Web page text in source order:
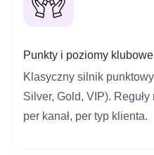
Punkty i poziomy klubowe
Klasyczny silnik
Silver, Gold, VIP).
per kanał, per typ klienta.